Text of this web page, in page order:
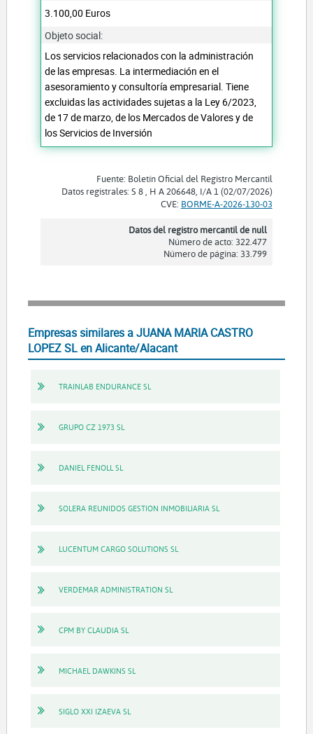
3.100,00 Euros
Objeto social:
Los servicios relacionados con la administración
de las empresas. La intermediación en el
asesoramiento y consultoría empresarial. Tiene
excluidas las actividades sujetas a la Ley 6/2023,
de 17 de marzo, de los Mercados de Valores y de
los Servicios de Inversión
Fuente: Boletín Oficial del Registro Mercantil
Datos registrales: S 8 , H A 206648, I/A 1 (02/07/2026)
CVE: BORME-A-2026-130-03
Datos del registro mercantil de null
Número de acto: 322.477
Número de página: 33.799
Empresas similares a JUANA MARIA CASTRO
LOPEZ SL en Alicante/Alacant
TRAINLAB ENDURANCE SL
GRUPO CZ 1973 SL
DANIEL FENOLL SL
SOLERA REUNIDOS GESTION INMOBILIARIA SL
LUCENTUM CARGO SOLUTIONS SL
VERDEMAR ADMINISTRATION SL
CPM BY CLAUDIA SL
MICHAEL DAWKINS SL
SIGLO XXI IZAEVA SL